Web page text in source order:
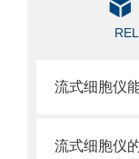
流式细胞仪